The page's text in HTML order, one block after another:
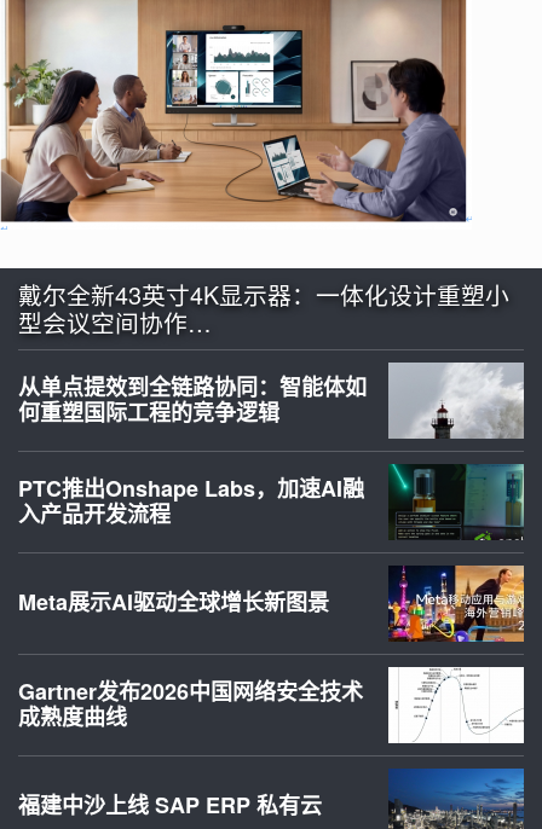
戴尔全新43英寸4K显示器：一体化设计重塑小
型会议空间协作…
从单点提效到全链路协同：智能体如
何重塑国际工程的竞争逻辑
PTC推出Onshape Labs，加速AI融
入产品开发流程
Meta展示AI驱动全球增长新图景
Gartner发布2026中国网络安全技术
成熟度曲线
福建中沙上线 SAP ERP 私有云